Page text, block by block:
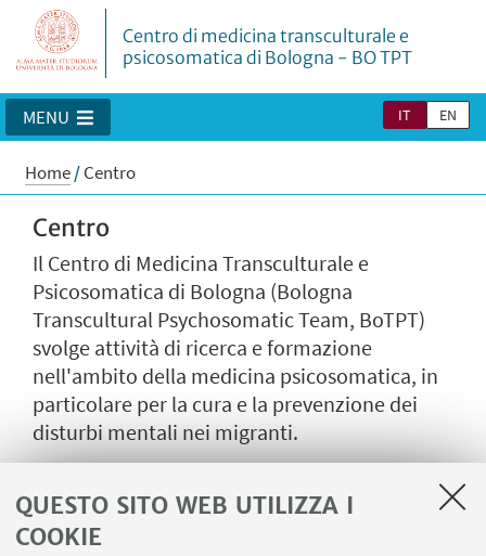
QUESTO SITO WEB UTILIZZA I
COOKIE
Centro di medicina transculturale e
psicosomatica di Bologna - BO TPT
IT EN
MENU
Home/Centro
Centro
Il Centro di Medicina Transculturale e
Psicosomatica di Bologna (Bologna
Transcultural Psychosomatic Team, BoTPT)
svolge attività di ricerca e formazione
nell'ambito della medicina psicosomatica, in
particolare per la cura e la prevenzione dei
disturbi mentali nei migranti.